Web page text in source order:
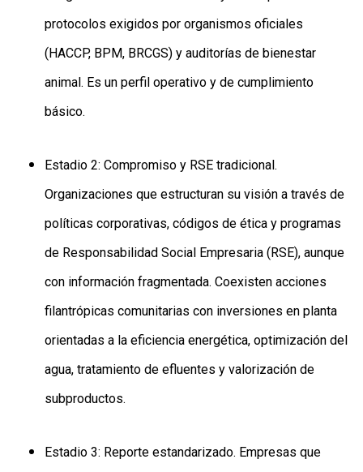
protocolos exigidos por organismos oficiales
(HACCP, BPM, BRCGS) y auditorías de bienestar
animal. Es un perfil operativo y de cumplimiento
básico.
Estadio 2: Compromiso y RSE tradicional.
Organizaciones que estructuran su visión a través de
políticas corporativas, códigos de ética y programas
de Responsabilidad Social Empresaria (RSE), aunque
con información fragmentada. Coexisten acciones
filantrópicas comunitarias con inversiones en planta
orientadas a la eficiencia energética, optimización del
agua, tratamiento de efluentes y valorización de
subproductos.
Estadio 3: Reporte estandarizado. Empresas que